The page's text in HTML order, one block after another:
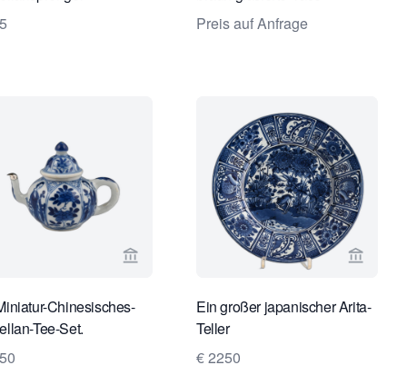
Preis auf Anfrage
von Limburg Antiquairs ansehenVerkaeuferseite von Limburg Antiquairs
Chinesisches-
Tee-Set.
Ein großer japanischer Arita-
Teller
€ 2250